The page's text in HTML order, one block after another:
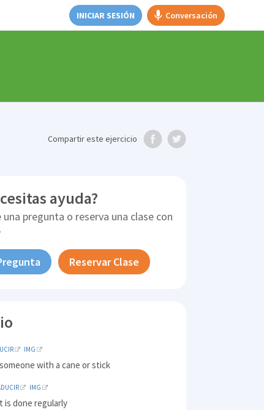
INICIAR SESIÓN Conversación
Compartireste ejercicio
ayuda?
una pregunta o reserva una clase con
Reservar Clase
IMG
with a cane or stick
IMG
is done regularly